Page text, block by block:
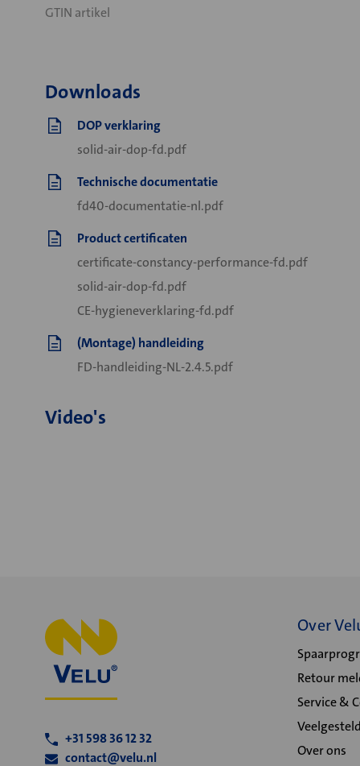
GTIN artikel
Downloads
DOP verklaring
solid-air-dop-fd.pdf
Technische documentatie
fd40-documentatie-nl.pdf
Product certificaten
certificate-constancy-performance-fd.pdf
solid-air-dop-fd.pdf
CE-hygieneverklaring-fd.pdf
(Montage) handleiding
FD-handleiding-NL-2.4.5.pdf
Video's
+31 598 36 12 32
contact@velu.nl
Over
Retour
Service &
Over ons